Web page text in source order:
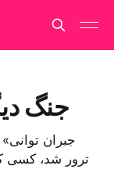
جنگ
ترور شد، کسی